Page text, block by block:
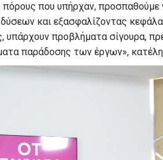
πόρους που υπήρχαν,
και εξασφαλίζοντας
υπάρχουν προβλήματα σίγουρα,
παράδοσης των έργων»,